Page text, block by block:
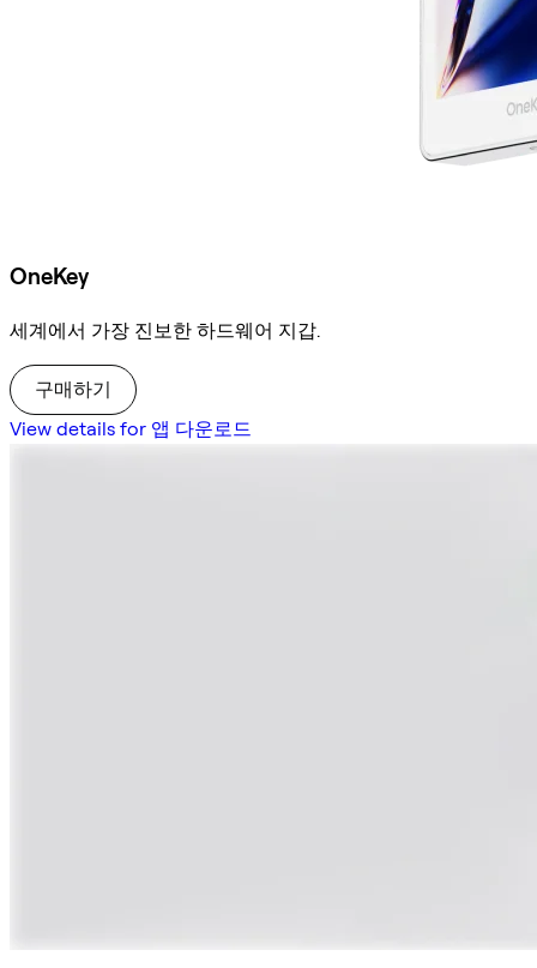
OneKey
세계에서 가장 진보한 하드웨어 지갑.
구매하기
View details for 앱 다운로드